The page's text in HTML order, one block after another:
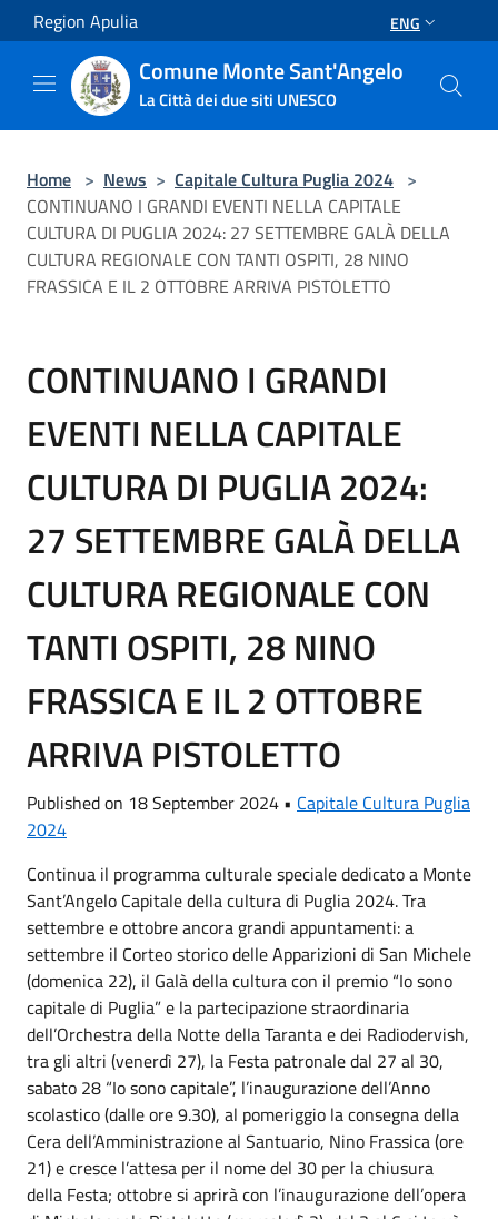
Salta al contenuto principale
Region Apulia ENG
Comune Monte Sant'Angelo
La Città dei due siti UNESCO
Home > News > Capitale Cultura Puglia 2024 >
CONTINUANO I GRANDI EVENTI NELLA CAPITALE
CULTURA DI PUGLIA 2024: 27 SETTEMBRE GALÀ DELLA
CULTURA REGIONALE CON TANTI OSPITI, 28 NINO
FRASSICA E IL 2 OTTOBRE ARRIVA PISTOLETTO
CONTINUANO I GRANDI
EVENTI NELLA CAPITALE
CULTURA DI PUGLIA 2024:
27 SETTEMBRE GALÀ DELLA
CULTURA REGIONALE CON
TANTI OSPITI, 28 NINO
FRASSICA E IL 2 OTTOBRE
ARRIVA PISTOLETTO
Published on 18 September 2024 • Capitale Cultura Puglia
2024
Continua il programma culturale speciale dedicato a Monte
Sant’Angelo Capitale della cultura di Puglia 2024. Tra
settembre e ottobre ancora grandi appuntamenti: a
settembre il Corteo storico delle Apparizioni di San Michele
(domenica 22), il Galà della cultura con il premio “Io sono
capitale di Puglia” e la partecipazione straordinaria
dell’Orchestra della Notte della Taranta e dei Radiodervish,
tra gli altri (venerdì 27), la Festa patronale dal 27 al 30,
sabato 28 “Io sono capitale”, l’inaugurazione dell’Anno
scolastico (dalle ore 9.30), al pomeriggio la consegna della
Cera dell’Amministrazione al Santuario, Nino Frassica (ore
21) e cresce l’attesa per il nome del 30 per la chiusura
della Festa; ottobre si aprirà con l’inaugurazione dell’opera